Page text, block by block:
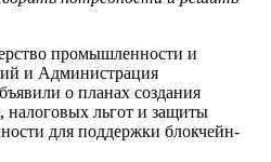
промышленности и
и Администрация
о планах создания
льгот и защиты
для поддержки блокчейн-